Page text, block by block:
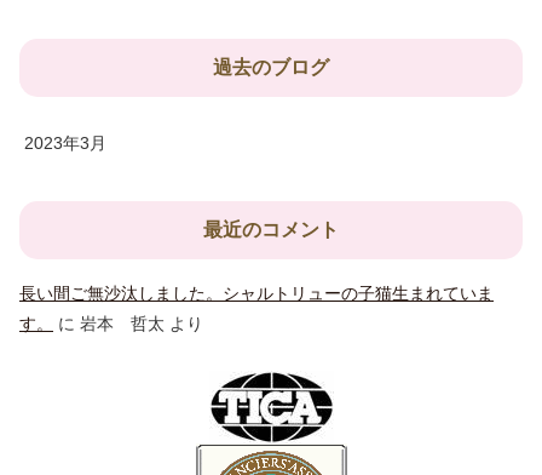
過去のブログ
2023年3月
最近のコメント
長い間ご無沙汰しました。シャルトリューの子猫生まれていま
す。
に 岩本 哲太 より